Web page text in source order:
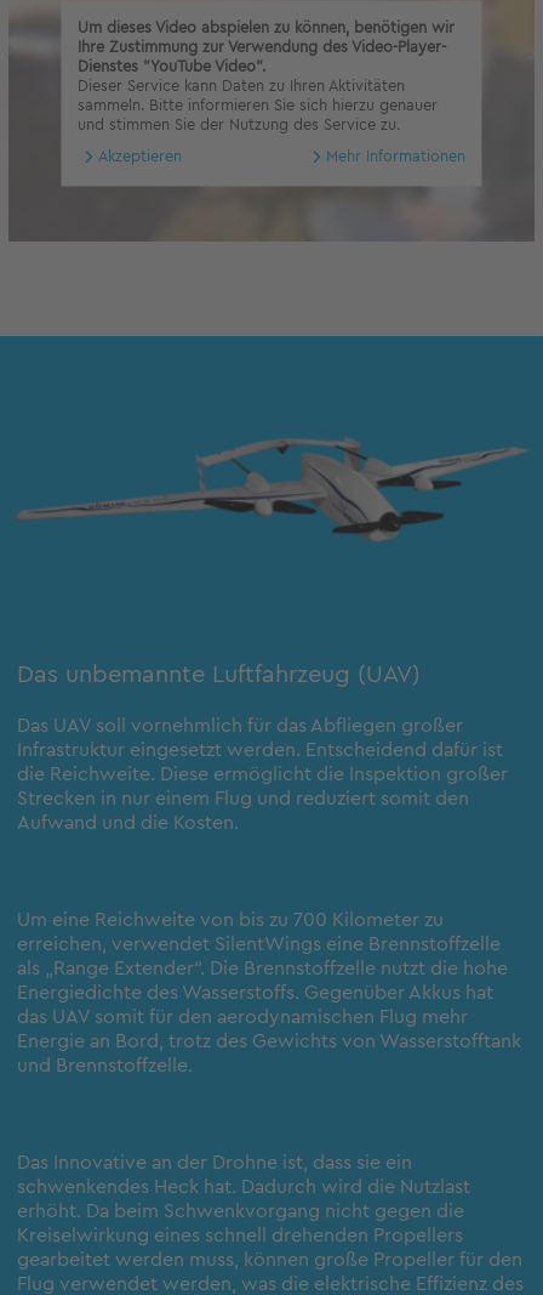
Um dieses Video abspielen zu können, benötigen wir
Ihre Zustimmung zur Verwendung des Video-Player-
Dienstes "YouTube Video".
Dieser Service kann Daten zu Ihren Aktivitäten
sammeln. Bitte informieren Sie sich hierzu genauer
und stimmen Sie der Nutzung des Service zu.
Akzeptieren Mehr Informationen
Das unbemannte Luftfahrzeug (UAV)
Das UAV soll vornehmlich für das Abfliegen großer
Infrastruktur eingesetzt werden. Entscheidend dafür ist
die Reichweite. Diese ermöglicht die Inspektion großer
Strecken in nur einem Flug und reduziert somit den
Aufwand und die Kosten.
Um eine Reichweite von bis zu 700 Kilometer zu
erreichen, verwendet SilentWings eine Brennstoffzelle
als „Range Extender“. Die Brennstoffzelle nutzt die hohe
Energiedichte des Wasserstoffs. Gegenüber Akkus hat
das UAV somit für den aerodynamischen Flug mehr
Energie an Bord, trotz des Gewichts von Wasserstofftank
und Brennstoffzelle.
Das Innovative an der Drohne ist, dass sie ein
schwenkendes Heck hat. Dadurch wird die Nutzlast
erhöht. Da beim Schwenkvorgang nicht gegen die
Kreiselwirkung eines schnell drehenden Propellers
gearbeitet werden muss, können große Propeller für den
Flug verwendet werden, was die elektrische Effizienz des